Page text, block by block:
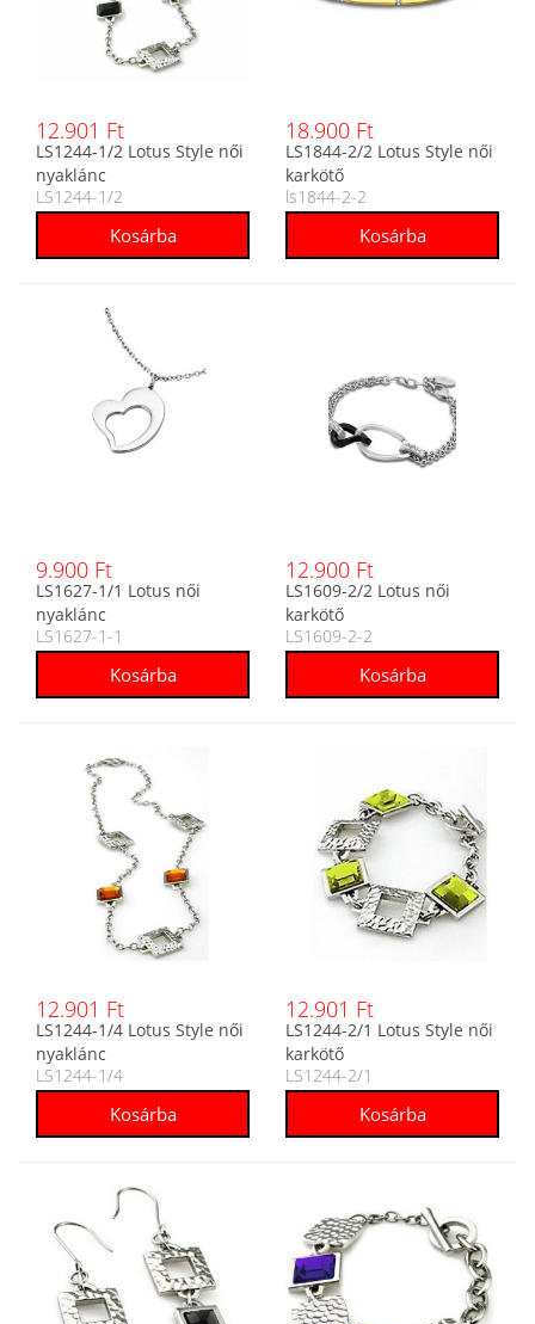
12.901 Ft
LS1244-1/2 Lotus Style női
nyaklánc
LS1244-1/2
18.900 Ft
LS1844-2/2 Lotus Style női
karkötő
ls1844-2-2
9.900 Ft
LS1627-1/1 Lotus női
nyaklánc
LS1627-1-1
12.900 Ft
LS1609-2/2 Lotus női
karkötő
LS1609-2-2
12.901 Ft
LS1244-1/4 Lotus Style női
nyaklánc
LS1244-1/4
12.901 Ft
LS1244-2/1 Lotus Style női
karkötő
LS1244-2/1